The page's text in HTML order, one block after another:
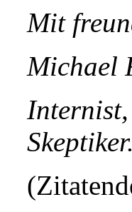
Mit
Michael
Skeptiker.